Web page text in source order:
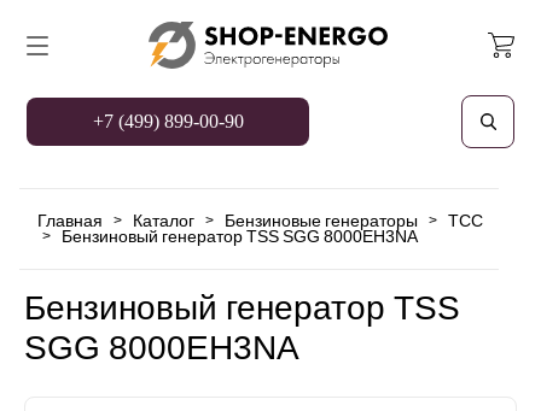
+7 (499) 899-00-90
Главная > Каталог > Бензиновые генераторы > TCC
> Бензиновый генератор TSS SGG 8000EH3NA
Бензиновый генератор TSS
SGG 8000EH3NA